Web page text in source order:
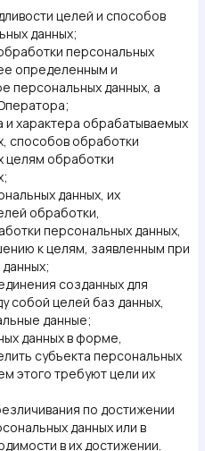
целей и способов
данных;
персональных
определенным и
персональных данных, а
и характера обрабатываемых
способов обработки
целям обработки
данных, их
обработки,
персональных данных,
к целям, заявленным при
созданных для
собой целей баз данных,
данные;
данных в форме,
субъекта персональных
этого требуют цели их
по достижении
данных или в
в их достижении.